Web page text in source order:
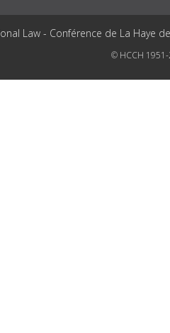
Law - Conférence de La Haye
© HCCH